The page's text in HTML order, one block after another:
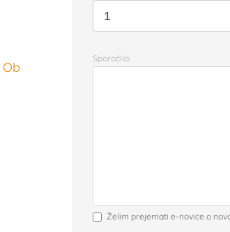
Sporočilo:
Želim prejemati e-novice o
Ob